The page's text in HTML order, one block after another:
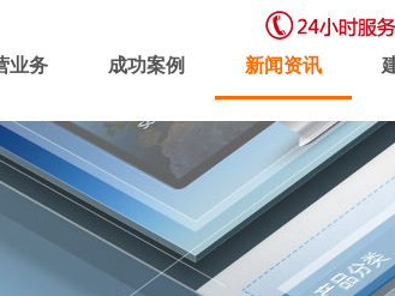
业务 成功案例 新闻资讯
域名注册 虚拟主机 企